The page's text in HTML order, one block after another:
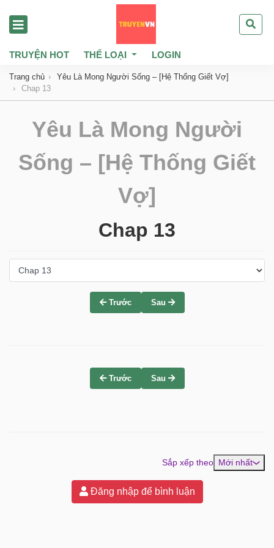
TRUYỆN HOT THỂ LOẠI LOGIN
Trang chủ
Yêu Là Mong Người Sống – [Hệ Thống Giết Vợ]
Chap 13
Yêu Là Mong Người
Sống – [Hệ Thống Giết
Vợ]
Chap 13
Trước Sau
Trước Sau
Sắp xếp theo Mới nhất
Đăng nhập để bình luận